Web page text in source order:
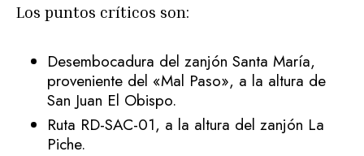
Los puntos críticos son:
Desembocadura del zanjón Santa María,
proveniente del «Mal Paso», a la altura de
San Juan El Obispo.
Ruta RD-SAC-01, a la altura del zanjón La
Piche.